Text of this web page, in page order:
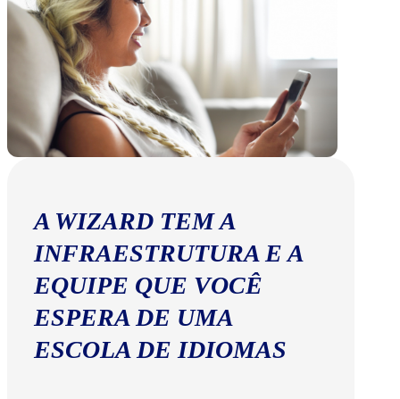
A WIZARD TEM A
INFRAESTRUTURA E A
EQUIPE QUE VOCÊ
ESPERA DE UMA
ESCOLA DE IDIOMAS